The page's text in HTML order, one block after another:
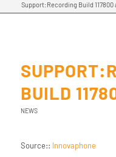
Support:Recording Build 117800
BUILD
NEWS
Source:: Innovaphone